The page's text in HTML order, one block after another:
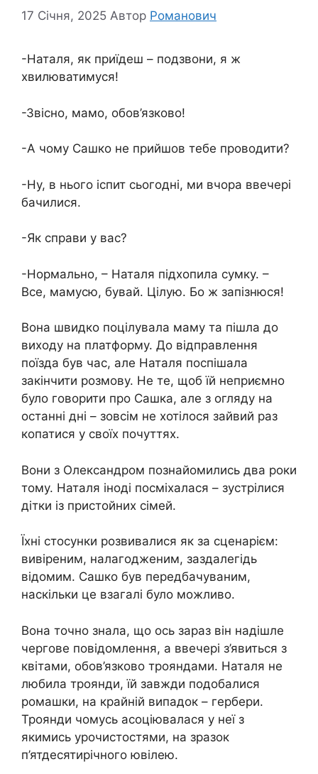
17 Січня, 2025 Автор Романович
-Наталя, як приїдеш – подзвони, я ж
хвилюватимуся!
-Звісно, ​​мамо, обов’язково!
-А чому Сашко не прийшов тебе проводити?
-Ну, в нього іспит сьогодні, ми вчора ввечері
бачилися.
-Як справи у вас?
-Нормально, – Наталя підхопила сумку. –
Все, мамусю, бувай. Цілую. Бо ж запізнюся!
Вона швидко поцілувала маму та пішла до
виходу на платформу. До відправлення
поїзда був час, але Наталя поспішала
закінчити розмову. Не те, щоб їй неприємно
було говорити про Сашка, але з огляду на
останні дні – зовсім не хотілося зайвий раз
копатися у своїх почуттях.
Вони з Олександром познайомились два роки
тому. Наталя іноді посміхалася – зустрілися
дітки із пристойних сімей.
Їхні стосунки розвивалися як за сценарієм:
вивіреним, налагодженим, заздалегідь
відомим. Сашко був передбачуваним,
наскільки це взагалі було можливо.
Вона точно знала, що ось зараз він надішле
чергове повідомлення, а ввечері з’явиться з
квітами, обов’язково трояндами. Наталя не
любила троянди, їй завжди подобалися
ромашки, на крайній випадок – гербери.
Троянди чомусь асоціювалася у неї з
якимись урочистостями, на зразок
п’ятдесятирічного ювілею.